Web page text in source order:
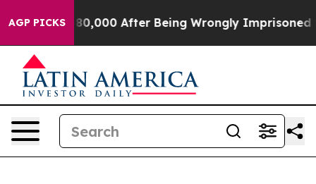
AGP PICKS
to $480,000 After Being Wrongly Imprisoned for 42